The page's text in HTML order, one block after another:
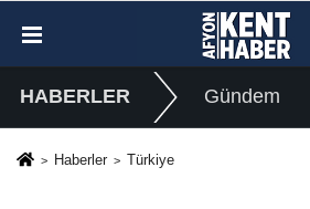
HABERLER Gündem
Haberler Türkiye